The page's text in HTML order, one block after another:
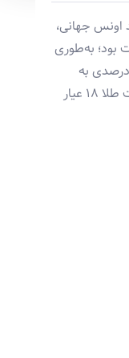
اونس جهانی،
بود؛ به‌طوری
که سکه امامی با جهش نزدیک به ۴ درصدی به
کانال ۱۶۶ میلیون تومان رسید و قیمت طلا ۱۸ عیار